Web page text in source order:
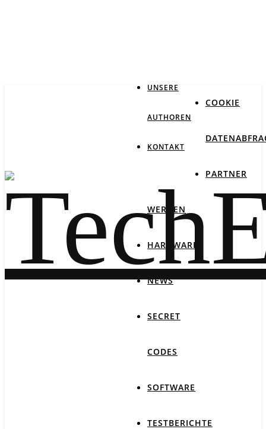
UNSERE
AUTHOREN
KONTAKT
COOKIE
PARTNER
WERDEN
HARDWARE
NEWS
SECRET
CODES
SOFTWARE
TESTBERICHTE